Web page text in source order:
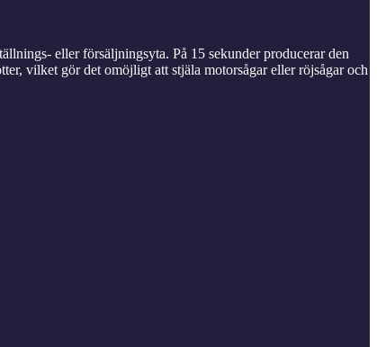
eller försäljningsyta. På 15 sekunder producerar den
vilket gör det omöjligt att stjäla motorsågar eller röjsågar och